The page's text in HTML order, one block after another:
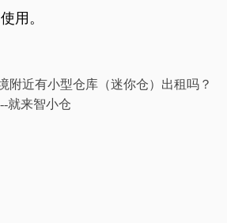
用。
附近有小型仓库（迷你仓）出租吗？
就来智小仓